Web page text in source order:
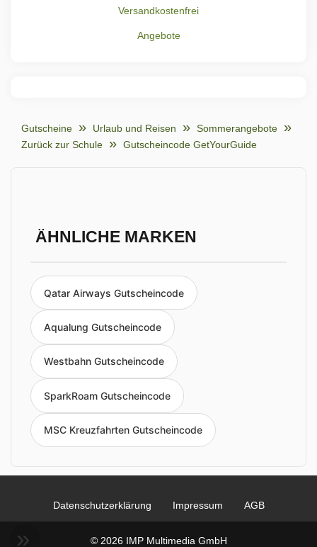
Versandkostenfrei
Angebote
Gutscheine Urlaub und Reisen
Sommerangebote
Zurück zur Schule
Gutscheincode GetYourGuide
ÄHNLICHE MARKEN
Qatar Airways Gutscheincode
Aqualung Gutscheincode
Westbahn Gutscheincode
SparkRoam Gutscheincode
MSC Kreuzfahrten Gutscheincode
Datenschutzerklärung Impressum AGB
© 2026 IMP Multimedia GmbH